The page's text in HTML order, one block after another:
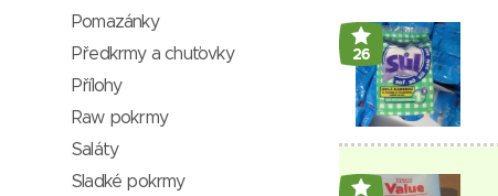
Pomazánky
Předkrmy a chuťovky
Přílohy
Raw pokrmy
Saláty
Sladké pokrmy
26